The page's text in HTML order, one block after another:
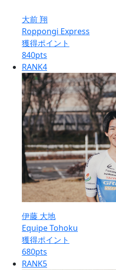
大前 翔
Roppongi Express
獲得ポイント
840pts
RANK4
伊藤 大地
Equipe Tohoku
獲得ポイント
680pts
RANK5